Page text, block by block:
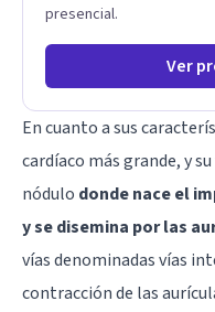
presencial.
Ver
En cuanto a sus
cardíaco más grande, y
nódulo donde nace el
y se disemina por las
vías denominadas vías
contracción de las